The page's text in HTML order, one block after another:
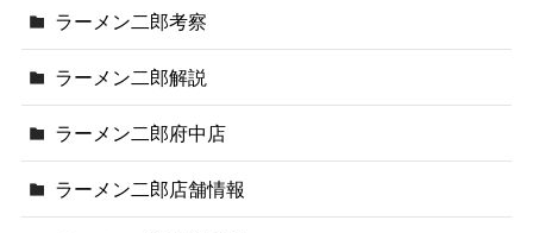
ラーメン二郎考察
ラーメン二郎解説
ラーメン二郎府中店
ラーメン二郎店舗情報